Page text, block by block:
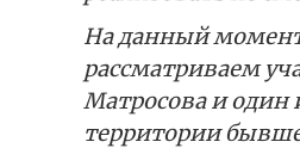
На данный
рассматриваем
Матросова и один
территории